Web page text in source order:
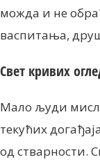
можда и не
васпитања,
Свет кривих
Мало људи
текућих
од стварности.